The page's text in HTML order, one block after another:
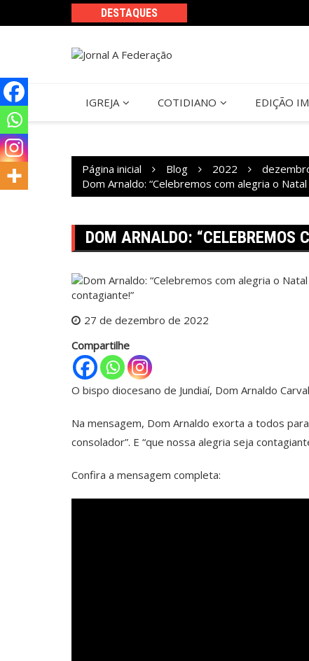
DESTAQUES
IGREJA COTIDIANO EDIÇÃO
Página inicial Blog 2022
Dom Arnaldo: “Celebremos com alegria o
DOM ARNALDO:
27 de dezembro de 2022
Compartilhe
O bispo diocesano de Jundiaí, Dom Arnaldo
Na mensagem, Dom Arnaldo exorta a todos
consolador”. E “que nossa alegria seja
Confira a mensagem completa: